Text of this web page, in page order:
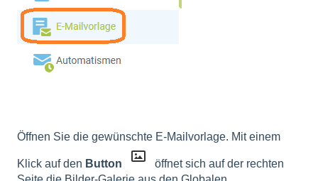
Öffnen Sie die gewünschte E-Mailvorlage. Mit einem
Klick auf den Button
öffnet sich auf der rechten